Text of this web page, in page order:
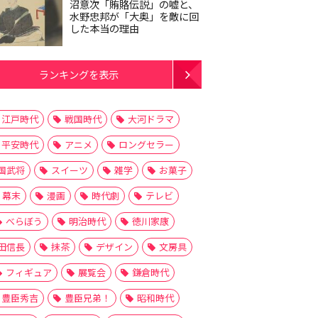
沼意次「賄賂伝説」の嘘と、
水野忠邦が「大奥」を敵に回
した本当の理由
ランキングを表示
江戸時代 戦国時代
大河ドラマ
平安時代
アニメ
ロングセラー
武将
スイーツ 雑学
お菓子
幕末
漫画 時代劇
テレビ
べらぼう
明治時代
徳川家康
信長
抹茶 デザイン
文房具
フィギュア
展覧会
鎌倉時代
豊臣秀吉
豊臣兄弟！
昭和時代